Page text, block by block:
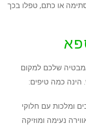
או כתם, טפלו בכך
שלכם למקום
כמה טיפים:
ומלכות עם חלוקי
נעימה ומוזיקה